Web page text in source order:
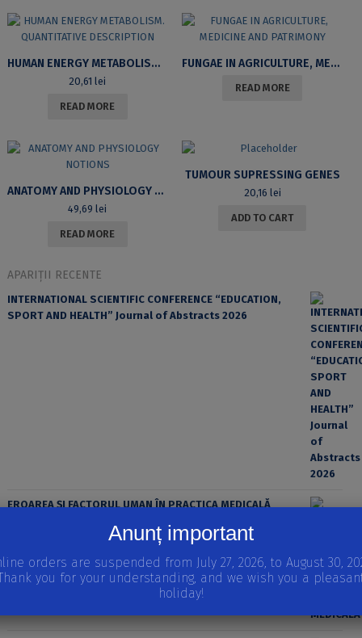
HUMAN ENERGY METABOLISM. QUANTITATIVE DESCRIPTION
20,61lei
READ MORE
FUNGAE IN AGRICULTURE, MEDICINE AND PATRIMONY
READ MORE
ANATOMY AND PHYSIOLOGY NOTIONS
49,69lei
READ MORE
TUMOUR SUPRESSING GENES
20,16 lei
ADD TO CART
APARIȚII RECENTE
INTERNATIONAL SCIENTIFIC CONFERENCE “EDUCATION,
SPORT AND HEALTH” Journal of Abstracts 2026
EROAREA ȘI FACTORUL UMAN ÎN PRACTICA MEDICALĂ
Anunț important
orders are suspended from July 27, 2026, to August 30,
you for your understanding, and we wish you a
holiday!